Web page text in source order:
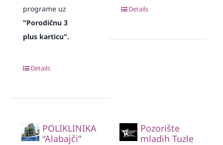
programe uz
"Porodičnu 3
plus karticu".
Details
Details
POLIKLINIKA
“Alabajči”
Pozorište
mladih Tuzle